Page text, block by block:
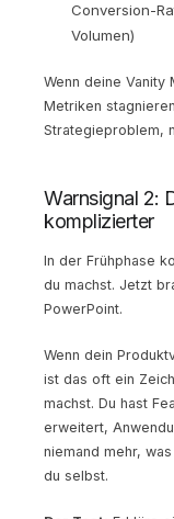
Conversion-
Volumen)
Wenn deine
Metriken
Strategieproblem,
Warnsignal 2:
komplizierter
In der Frühphase
du machst. Jetzt
PowerPoint.
Wenn dein
ist das oft ein
machst. Du hast
erweitert,
niemand mehr,
du selbst.